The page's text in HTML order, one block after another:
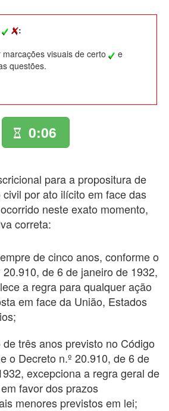
:
visuais de certo
e
questões.
0:06
para a propositura de
por ato ilícito em face das
neste exato momento,
correta:
de cinco anos, conforme o
20.910, de 6 de janeiro de 1932,
a regra para qualquer ação
em face da União, Estados
três anos previsto no Código
o Decreto n.º 20.910, de 6 de
excepciona a regra geral de
favor dos prazos
menores previstos em lei;